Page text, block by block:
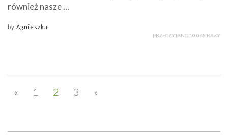
również nasze …
by Agnieszka
PRZECZYTANO 10 048 RAZY
« 1 2 3 »